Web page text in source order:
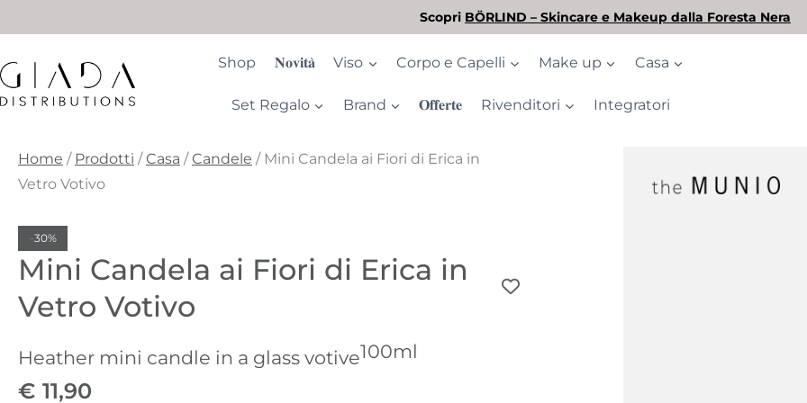
al
contenuto
L'estate è arrivata! Scopri la nostra selezione di solari
Shop 𝐍𝐨𝐯𝐢𝐭𝐚̀ Viso Corpo e Capelli Make up Casa
Set Regalo Brand 𝐎𝐟𝐟𝐞𝐫𝐭𝐞 Rivenditori Integratori
Home / Prodotti /Casa /Candele / Mini Candela ai Fiori di Erica in
Vetro Votivo
-30%
Mini Candela ai Fiori di Erica in
Vetro Votivo
Heather mini candle in a glass votive100ml
€ 11,90